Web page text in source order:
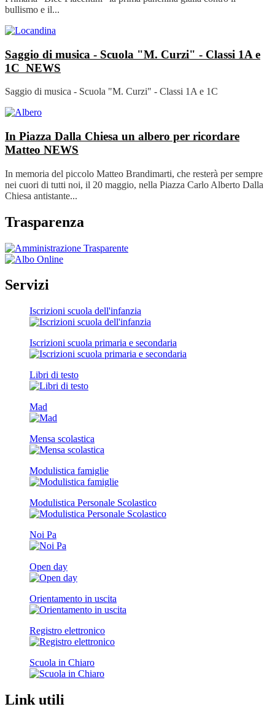
bullismo e il...
Saggio di musica - Scuola "M. Curzi" - Classi 1A e
1C NEWS
Saggio di musica - Scuola "M. Curzi" - Classi 1A e 1C
In Piazza Dalla Chiesa un albero per ricordare
Matteo NEWS
In memoria del piccolo Matteo Brandimarti, che resterà per sempre
nei cuori di tutti noi, il 20 maggio, nella Piazza Carlo Alberto Dalla
Chiesa antistante...
Trasparenza
Servizi
Iscrizioni scuola dell'infanzia
Iscrizioni scuola primaria e secondaria
Libri di testo
Mad
Mensa scolastica
Modulistica famiglie
Modulistica Personale Scolastico
Noi Pa
Open day
Orientamento in uscita
Registro elettronico
Scuola in Chiaro
Link utili